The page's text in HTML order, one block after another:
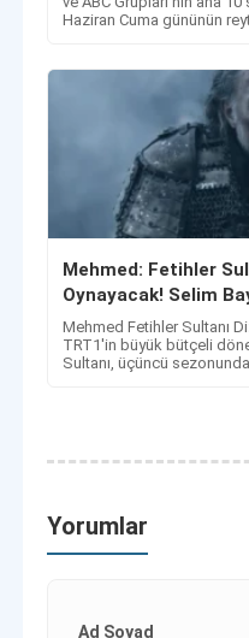
Haziran Cuma gününün
Mehmed: Fetihler
Oynayacak! Selim
Geliyor?
Mehmed Fetihler Sultanı
TRT1'in büyük bütçeli
Sultanı, üçüncü
Yorumlar
Ad Soyad